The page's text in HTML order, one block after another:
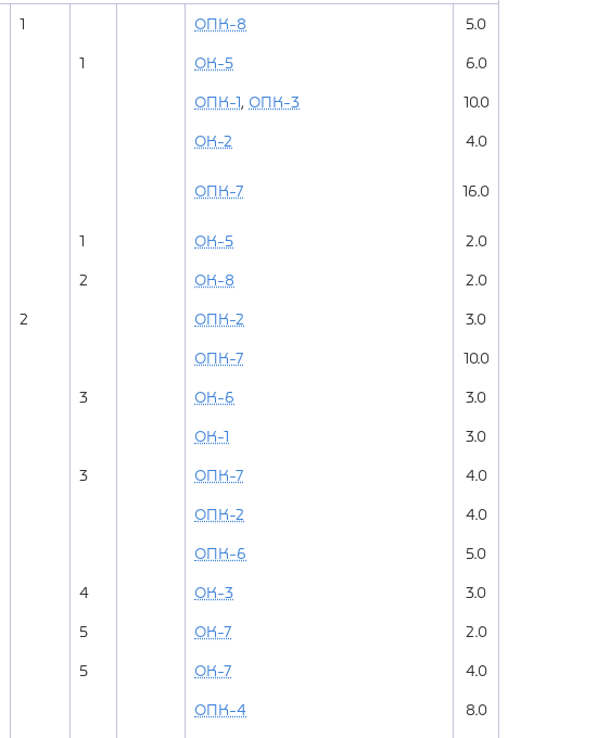
1 ОПК-8 5.0
1 ОК-5 6.0
ОПК-1, ОПК-3 10.0
ОК-2 4.0
ОПК-7 16.0
1 ОК-5 2.0
2 ОК-8 2.0
2 ОПК-2 3.0
ОПК-7 10.0
3 ОК-6 3.0
ОК-1 3.0
3 ОПК-7 4.0
ОПК-2 4.0
ОПК-6 5.0
4 ОК-3 3.0
5 ОК-7 2.0
5 ОК-7 4.0
ОПК-4 8.0